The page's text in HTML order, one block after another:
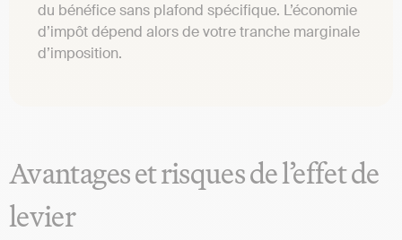
du bénéfice sans plafond spécifique. L’économie
d’impôt dépend alors de votre tranche marginale
d’imposition.
Avantages et risques de l’effet de
levier